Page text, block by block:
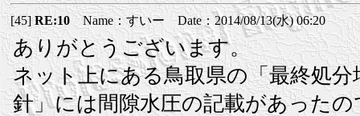
[45]RE:10 Name：すいー Date：2014/08/13(水) 06:20
ありがとうございます。
ネット上にある鳥取県の「最終処
針」には間隙水圧の記載があった